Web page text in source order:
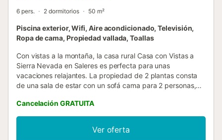
6 pers. 2 dormitorios 50 m²
Piscina exterior, Wifi, Aire acondicionado, Televisión,
Ropa de cama, Propiedad vallada, Toallas
Con vistas a la montaña, la casa rural Casa con Vistas a
Sierra Nevada en Saleres es perfecta para unas
vacaciones relajantes. La propiedad de 2 plantas consta
de una sala de estar con un sofá cama para 2 personas,
adicional, y puede acomodar hasta 6 personas. Los
servicios adicionales incluyen un espacio de trabajo
dedicado para la oficina en casa y una smart TV con
servicios de streaming. También hay una cuna disponible.
Cancelación GRATUITA
Ver oferta